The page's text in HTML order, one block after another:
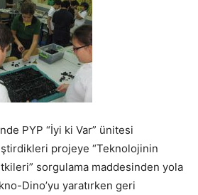
PYP “İyi ki Var” ünitesi
projeye “Teknolojinin
sorgulama maddesinden yola
Dino’yu yaratırken geri